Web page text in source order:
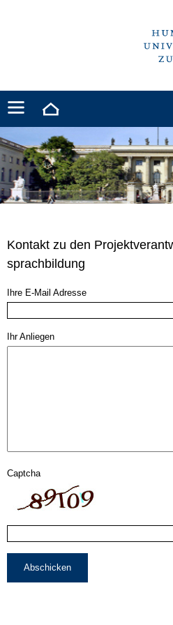
Kontakt zu den
sprachbildung
Ihre E-Mail Adresse
Ihr Anliegen
Captcha
Abschicken